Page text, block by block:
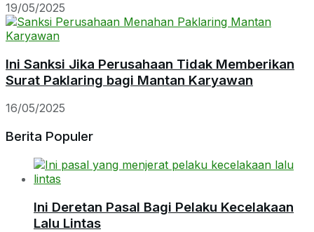
19/05/2025
Ini Sanksi Jika Perusahaan Tidak Memberikan
Surat Paklaring bagi Mantan Karyawan
16/05/2025
Berita Populer
Ini Deretan Pasal Bagi Pelaku Kecelakaan
Lalu Lintas